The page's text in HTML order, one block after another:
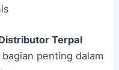
Terpal
bagian penting dalam